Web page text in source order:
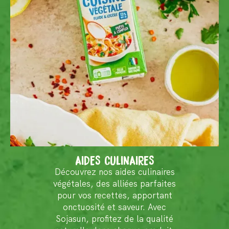
AIDES CULINAIRES
Découvrez nos aides culinaires
végétales, des alliées parfaites
pour vos recettes, apportant
onctuosité et saveur. Avec
Sojasun, profitez de la qualité